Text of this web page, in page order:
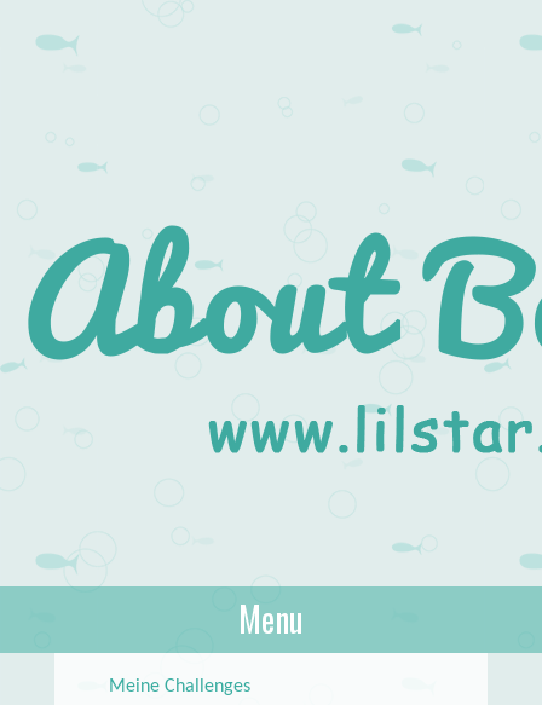
About Books
lilstar.de
Menu
Meine Challenges